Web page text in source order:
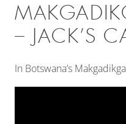
– JACK’S
In Botswana’s